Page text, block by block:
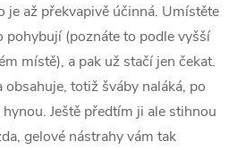
je až překvapivě účinná. Umístěte
pohybují (poznáte to podle vyšší
místě), a pak už stačí jen čekat.
totiž šváby naláká, po
Ještě předtím ji ale stihnou
gelové nástrahy vám tak